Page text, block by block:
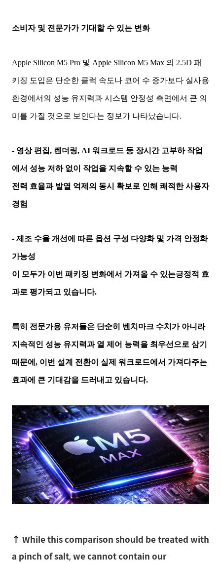
소비자 및 전문가가 기대할 수 있는 변화
Apple Silicon M5 Pro 및 Apple Silicon M5 Max 의 2.5D 패
키징 도입은 단순한 클럭 속도나 코어 수 증가보다 실사용
환경에서의 성능 유지력과 시스템 안정성 측면에서 큰 의
미를 가질 것으로 보인다는 정보가 나타났습니다.
- 영상 편집, 렌더링, AI 워크로드 등 장시간 고부하 작업
에서 성능 저하 없이 작업을 지속할 수 있는 능력
전력 효율과 발열 억제의 동시 확보로 인해 쾌적한 사용자
경험
- 제조 수율 개선에 따른 옵션 구성 다양화 및 가격 안정화
가능성
이 모두가 이번 패키징 변화에서 가져올 수 있는긍정적 효
과로 평가되고 있습니다.
특히 전문가용 유저들은 단순히 벤치마크 수치가 아니라
지속적인 성능 유지력과 열 제어 능력을 최우선으로 삼기
때문에, 이번 설계 전환이 실제 워크로드에서 가져다주는
효과에 큰 기대감을 드러내고 있습니다.
↑ While this comparison should be treated with
a pinch of salt, we cannot contain our